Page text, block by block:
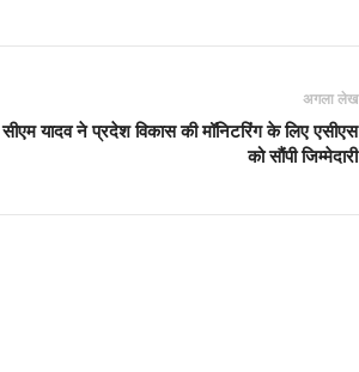
अगला लेख
सीएम यादव ने प्रदेश विकास की मॉनिटरिंग के लिए एसीएस
को सौंपी जिम्मेदारी